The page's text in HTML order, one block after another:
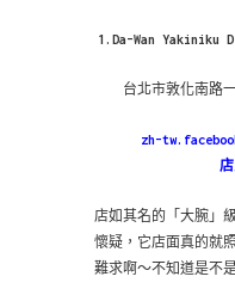
1.Da-Wan Yakiniku
台北市敦化南路
zh-
店如其名的「大腕」
懷疑，它店面真的就
難求啊～不知道是不